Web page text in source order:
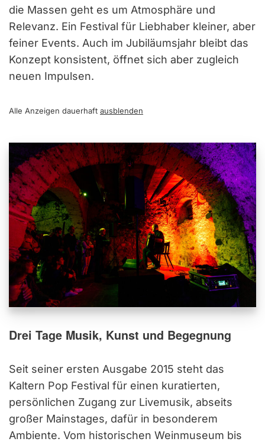
die Massen geht es um Atmosphäre und
Relevanz. Ein Festival für Liebhaber kleiner, aber
feiner Events. Auch im Jubiläumsjahr bleibt das
Konzept konsistent, öffnet sich aber zugleich
neuen Impulsen.
Alle Anzeigen dauerhaft ausblenden
Drei Tage Musik, Kunst und Begegnung
Seit seiner ersten Ausgabe 2015 steht das
Kaltern Pop Festival für einen kuratierten,
persönlichen Zugang zur Livemusik, abseits
großer Mainstages, dafür in besonderem
Ambiente. Vom historischen Weinmuseum bis